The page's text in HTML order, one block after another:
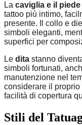
La caviglia e il piede
tattoo più intimo,
presente. Il collo e
simboli eleganti,
superfici per
Le dita stanno
simboli fortunati,
manutenzione nel
considerare il
facilità di copertura
Stili del